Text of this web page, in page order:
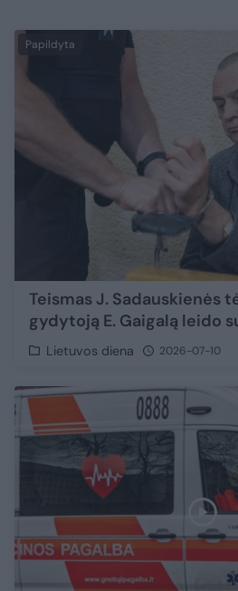
Papildyta
Teismas J. Sadauskienės
gydytoją E. Gaigalą leido
Lietuvos diena 2026-07-10